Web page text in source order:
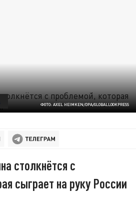
ФОТО: AXEL HEIMKEN/DPA/GLOBALLOOKPRESS
столкнётся с
сыграет на руку России